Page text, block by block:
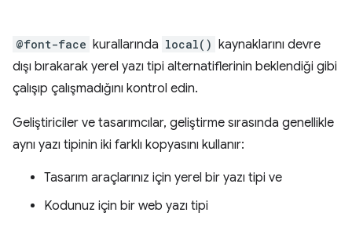
@font-face kurallarında local() kaynaklarını devre
dışı bırakarak yerel yazı tipi alternatiflerinin beklendiği gibi
çalışıp çalışmadığını kontrol edin.
Geliştiriciler ve tasarımcılar, geliştirme sırasında genellikle
aynı yazı tipinin iki farklı kopyasını kullanır:
Tasarım araçlarınız için yerel bir yazı tipi ve
Kodunuz için bir web yazı tipi